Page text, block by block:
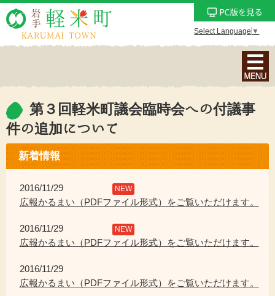
Select Language ▼
ナ
ビ
ー
シ
ン
メ
表
第３回軽米町議会臨時会への付議事
件の追加について
新着情報
2016/11/29 NEW
広報かるまい（PDFファイル形式）をご覧いただけます。
2016/11/29 NEW
広報かるまい（PDFファイル形式）をご覧いただけます。
2016/11/29
広報かるまい（PDFファイル形式）をご覧いただけます。